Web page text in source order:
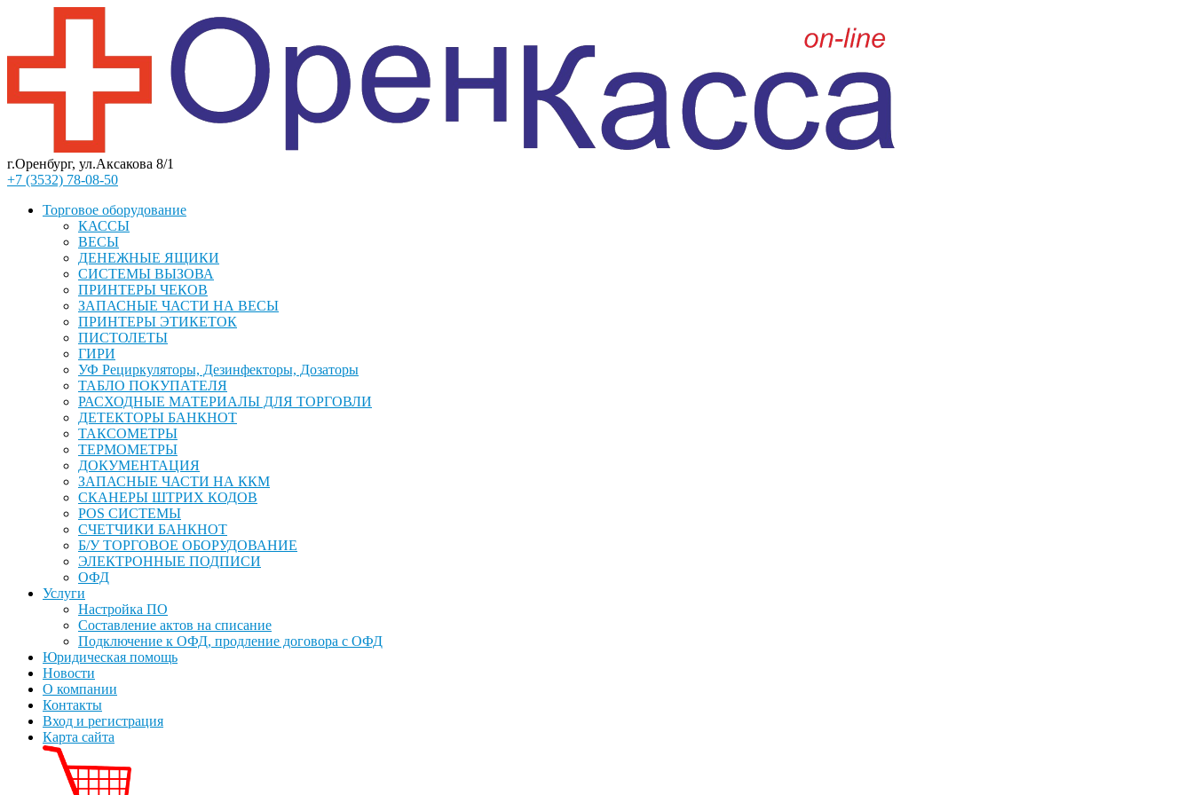
г.Оренбург, ул.Аксакова 8/1
+7 (3532) 78-08-50
Торговое оборудование
КАССЫ
ВЕСЫ
ДЕНЕЖНЫЕ ЯЩИКИ
СИСТЕМЫ ВЫЗОВА
ПРИНТЕРЫ ЧЕКОВ
ЗАПАСНЫЕ ЧАСТИ НА ВЕСЫ
ПРИНТЕРЫ ЭТИКЕТОК
ПИСТОЛЕТЫ
ГИРИ
УФ Рециркуляторы, Дезинфекторы, Дозаторы
ТАБЛО ПОКУПАТЕЛЯ
РАСХОДНЫЕ МАТЕРИАЛЫ ДЛЯ ТОРГОВЛИ
ДЕТЕКТОРЫ БАНКНОТ
ТАКСОМЕТРЫ
ТЕРМОМЕТРЫ
ДОКУМЕНТАЦИЯ
ЗАПАСНЫЕ ЧАСТИ НА ККМ
СКАНЕРЫ ШТРИХ КОДОВ
POS СИСТЕМЫ
СЧЕТЧИКИ БАНКНОТ
Б/У ТОРГОВОЕ ОБОРУДОВАНИЕ
ЭЛЕКТРОННЫЕ ПОДПИСИ
ОФД
Услуги
Настройка ПО
Составление актов на списание
Подключение к ОФД, продление договора с ОФД
Юридическая помощь
Новости
О компании
Контакты
Вход и регистрация
Карта сайта